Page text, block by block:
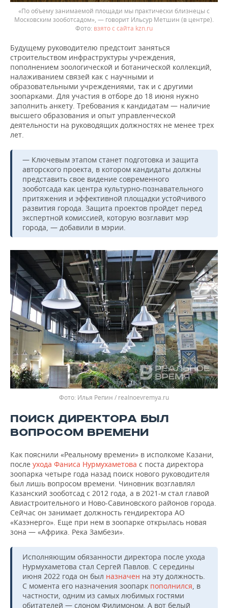
«По объему занимаемой площади мы практически близнецы с
Московским зооботсадом», — говорит Ильсур Метшин (в центре).
взято с сайта kzn.ru
Будущему руководителю предстоит заняться
строительством инфраструктуры учреждения,
пополнением зоологической и ботанической коллекций,
налаживанием связей как с научными и
образовательными учреждениями, так и с другими
зоопарками. Для участия в отборе до 18 июня нужно
заполнить анкету. Требования к кандидатам — наличие
высшего образования и опыт управленческой
деятельности на руководящих должностях не менее трех
лет.
— Ключевым этапом станет подготовка и защита
авторского проекта, в котором кандидаты должны
представить свое видение современного
зооботсада как центра культурно-познавательного
притяжения и эффективной площадки устойчивого
развития города. Защита проектов пройдет перед
экспертной комиссией, которую возглавит мэр
города, — добавили в мэрии.
Илья Репин / realnoevremya.ru
ПОИСК ДИРЕКТОРА БЫЛ
ВОПРОСОМ ВРЕМЕНИ
Как пояснили «Реальному времени» в исполкоме Казани,
после ухода Фаниса Нурмухаметова с поста директора
зоопарка четыре года назад поиск нового руководителя
был лишь вопросом времени. Чиновник возглавлял
Казанский зооботсад с 2012 года, а в 2021-м стал главой
Авиастроительного и Ново-Савиновского районов города.
Сейчас он занимает должность гендиректора АО
«Казэнерго». Еще при нем в зоопарке открылась новая
зона — «Африка. Река Замбези».
Исполняющим обязанности директора после ухода
Нурмухаметова стал Сергей Павлов. С середины
июня 2022 года он был назначен на эту должность.
С момента его назначения зоопарк пополнился, в
частности, одним из самых любимых гостями
обитателей — слоном Филимоном. А вот белый